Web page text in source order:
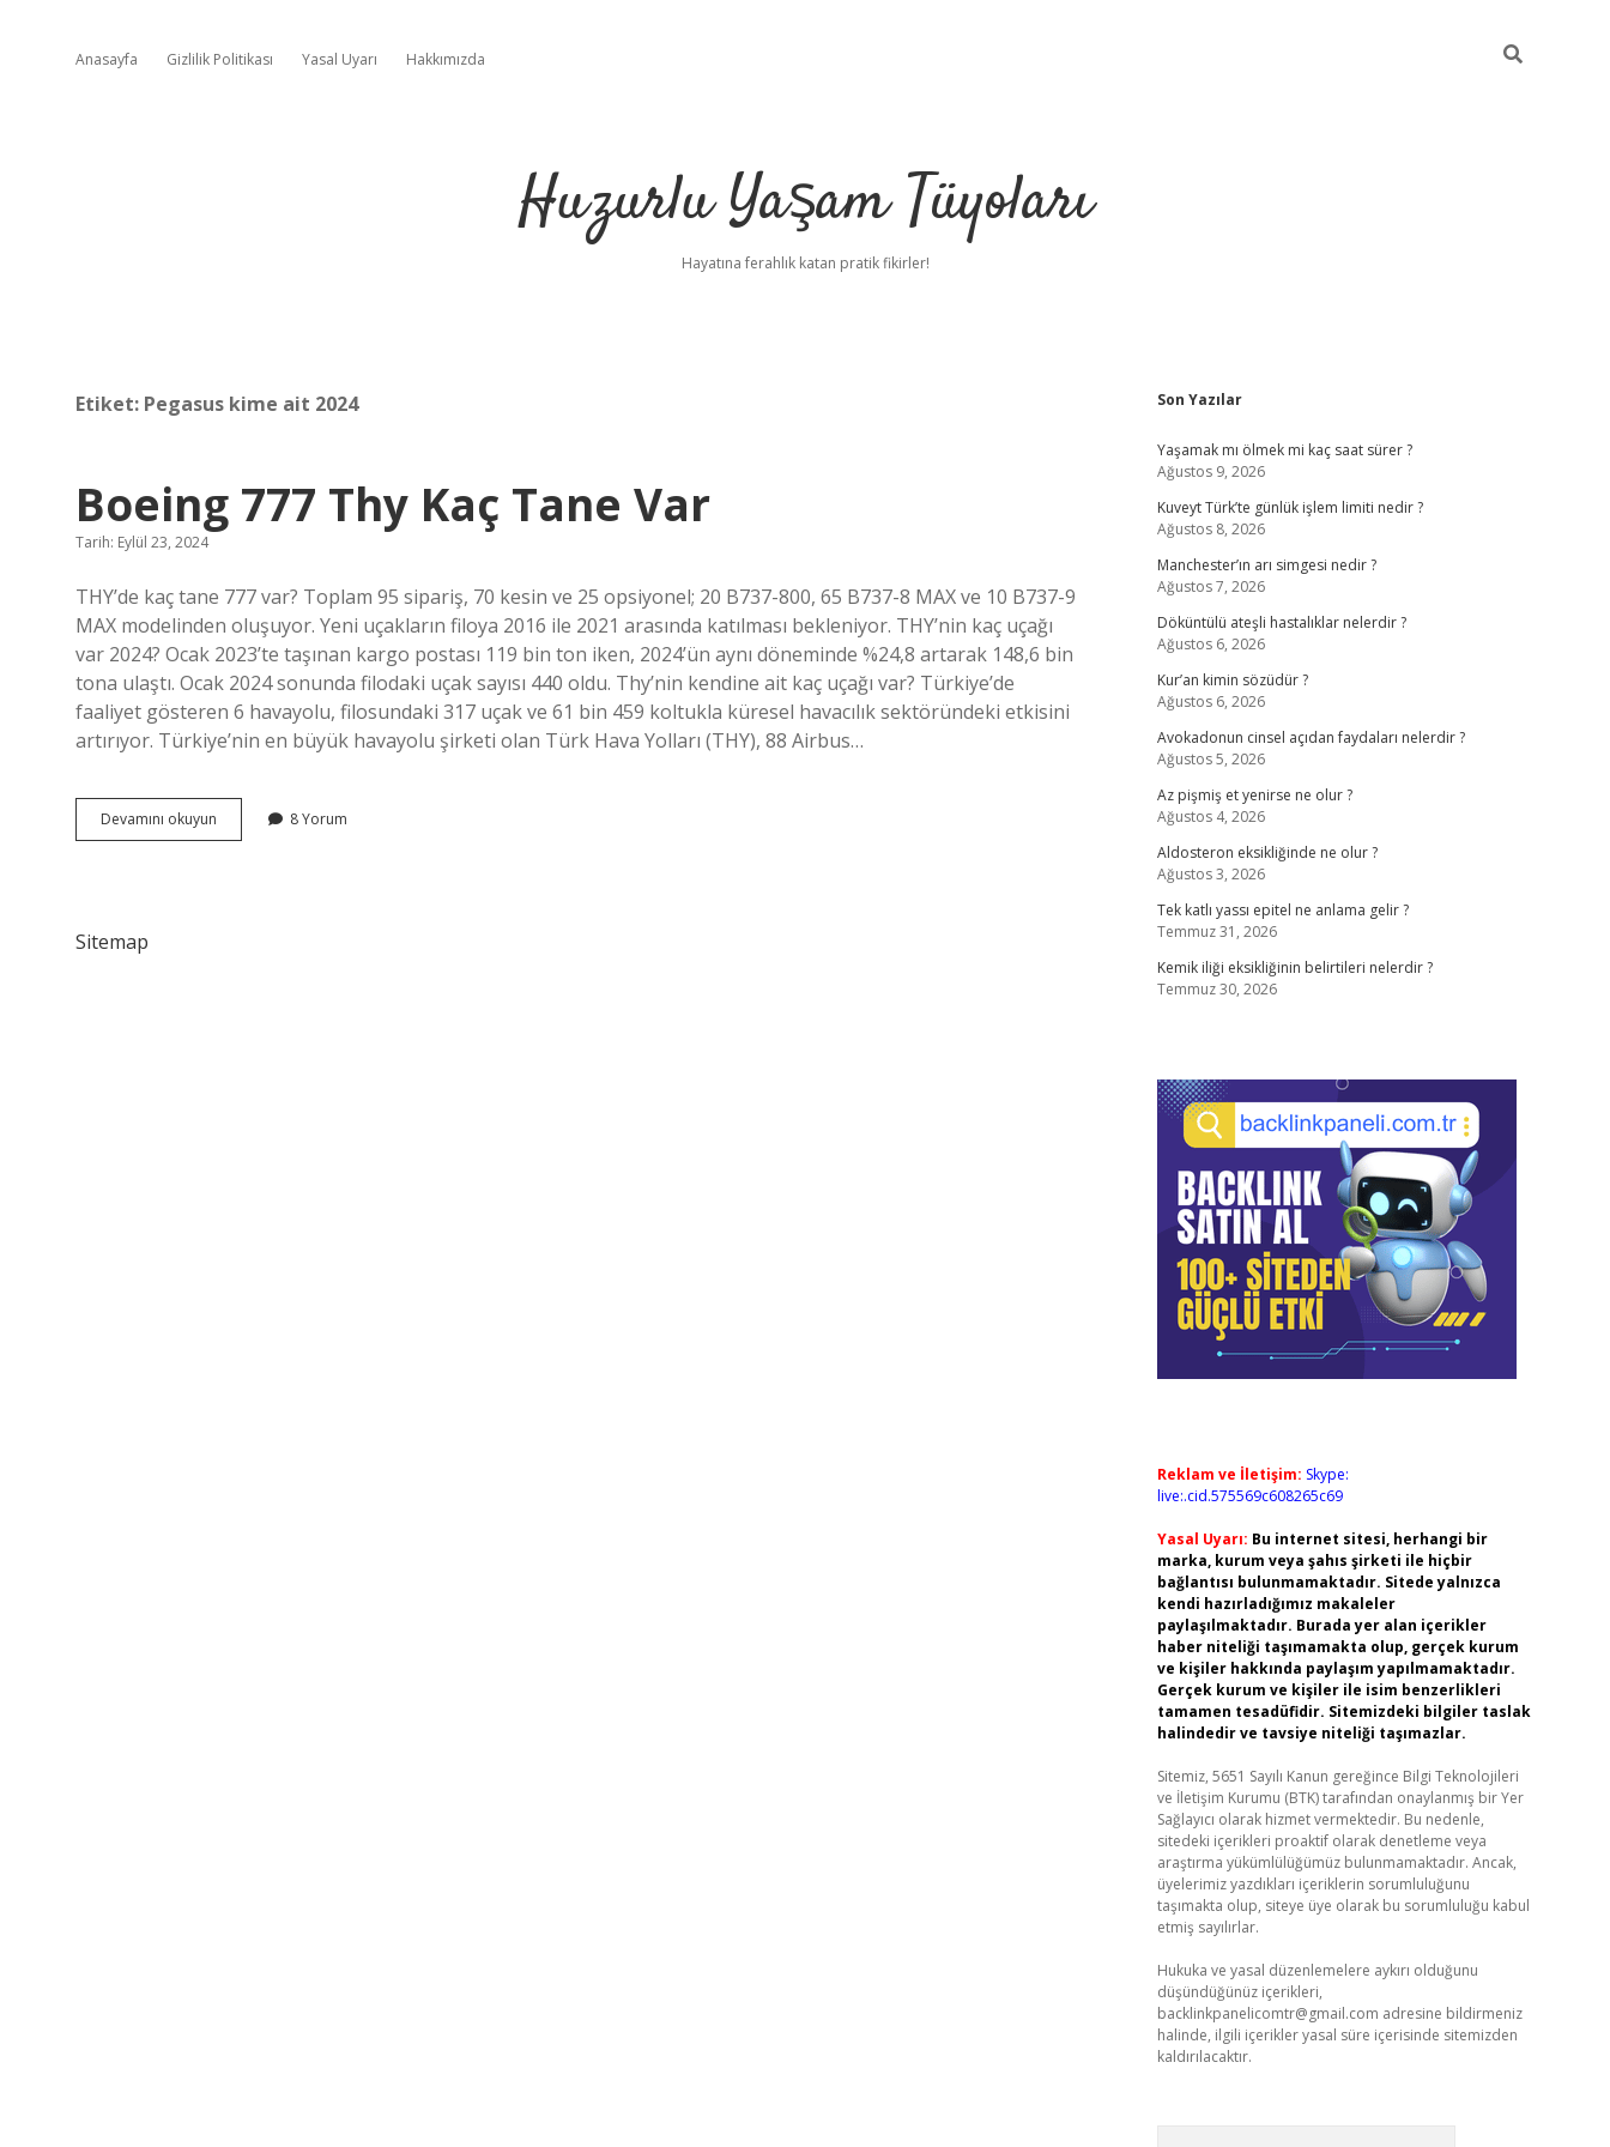
Anasayfa Gizlilik Politikası Yasal Uyarı Hakkımızda
Huzurlu Yaşam Tüyoları
Hayatına ferahlık katan pratik fikirler!
Etiket: Pegasus kime ait 2024
Boeing 777 Thy Kaç Tane Var
Tarih: Eylül 23, 2024
THY’de kaç tane 777 var? Toplam 95 sipariş, 70 kesin ve 25 opsiyonel; 20 B737-800, 65 B737-8 MAX ve 10 B737-9
MAX modelinden oluşuyor. Yeni uçakların filoya 2016 ile 2021 arasında katılması bekleniyor. THY’nin kaç uçağı
var 2024? Ocak 2023’te taşınan kargo postası 119 bin ton iken, 2024’ün aynı döneminde %24,8 artarak 148,6 bin
tona ulaştı. Ocak 2024 sonunda filodaki uçak sayısı 440 oldu. Thy’nin kendine ait kaç uçağı var? Türkiye’de
faaliyet gösteren 6 havayolu, filosundaki 317 uçak ve 61 bin 459 koltukla küresel havacılık sektöründeki etkisini
artırıyor. Türkiye’nin en büyük havayolu şirketi olan Türk Hava Yolları (THY), 88 Airbus…
Devamını okuyun
777
8 Yorum
Sitemap
Sidebar
Son Yazılar
Yaşamak mı ölmek mi kaç saat sürer ?
Ağustos 9, 2026
Kuveyt Türk’te günlük işlem limiti nedir ?
Ağustos 8, 2026
Manchester’ın arı simgesi nedir ?
Ağustos 7, 2026
Döküntülü ateşli hastalıklar nelerdir ?
Ağustos 6, 2026
Kur’an kimin sözüdür ?
Ağustos 6, 2026
Avokadonun cinsel açıdan faydaları nelerdir ?
Ağustos 5, 2026
Az pişmiş et yenirse ne olur ?
Ağustos 4, 2026
Aldosteron eksikliğinde ne olur ?
Ağustos 3, 2026
Tek katlı yassı epitel ne anlama gelir ?
Temmuz 31, 2026
Kemik iliği eksikliğinin belirtileri nelerdir ?
Temmuz 30, 2026
Reklam ve İletişim: Skype:
live:.cid.575569c608265c69
Yasal Uyarı: Bu internet sitesi, herhangi bir
marka, kurum veya şahıs şirketi ile hiçbir
bağlantısı bulunmamaktadır. Sitede yalnızca
kendi hazırladığımız makaleler
paylaşılmaktadır. Burada yer alan içerikler
haber niteliği taşımamakta olup, gerçek kurum
ve kişiler hakkında paylaşım yapılmamaktadır.
Gerçek kurum ve kişiler ile isim benzerlikleri
tamamen tesadüfidir. Sitemizdeki bilgiler taslak
halindedir ve tavsiye niteliği taşımazlar.
Sitemiz, 5651 Sayılı Kanun gereğince Bilgi Teknolojileri
ve İletişim Kurumu (BTK) tarafından onaylanmış bir Yer
Sağlayıcı olarak hizmet vermektedir. Bu nedenle,
sitedeki içerikleri proaktif olarak denetleme veya
araştırma yükümlülüğümüz bulunmamaktadır. Ancak,
üyelerimiz yazdıkları içeriklerin sorumluluğunu
taşımakta olup, siteye üye olarak bu sorumluluğu kabul
etmiş sayılırlar.
Hukuka ve yasal düzenlemelere aykırı olduğunu
düşündüğünüz içerikleri,
backlinkpanelicomtr@gmail.com adresine bildirmeniz
halinde, ilgili içerikler yasal süre içerisinde sitemizden
kaldırılacaktır.